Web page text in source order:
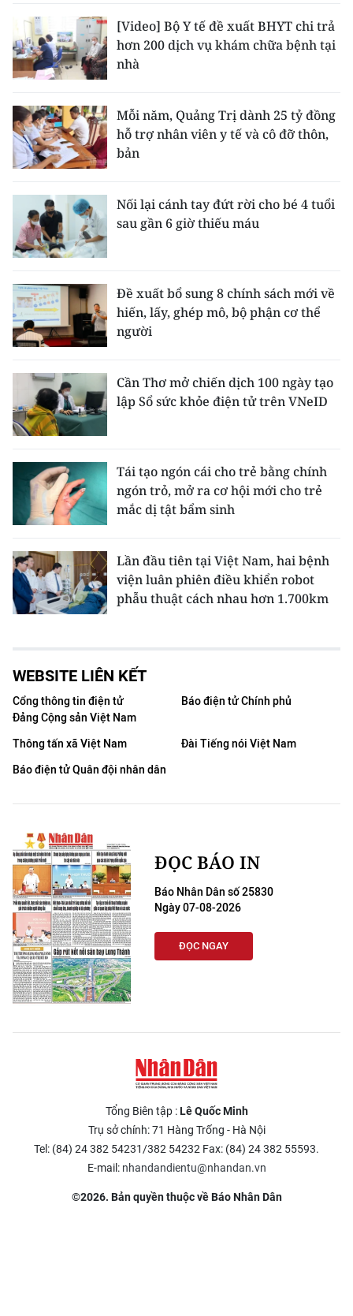
[Video] Bộ Y tế đề xuất BHYT chi trả
hơn 200 dịch vụ khám chữa bệnh tại
nhà
Mỗi năm, Quảng Trị dành 25 tỷ đồng
hỗ trợ nhân viên y tế và cô đỡ thôn,
bản
Nối lại cánh tay đứt rời cho bé 4 tuổi
sau gần 6 giờ thiếu máu
Đề xuất bổ sung 8 chính sách mới về
hiến, lấy, ghép mô, bộ phận cơ thể
người
Cần Thơ mở chiến dịch 100 ngày tạo
lập Sổ sức khỏe điện tử trên VNeID
Tái tạo ngón cái cho trẻ bằng chính
ngón trỏ, mở ra cơ hội mới cho trẻ
mắc dị tật bẩm sinh
Lần đầu tiên tại Việt Nam, hai bệnh
viện luân phiên điều khiển robot
phẫu thuật cách nhau hơn 1.700km
WEBSITE LIÊN KẾT
Cổng thông tin điện tử
Đảng Cộng sản Việt Nam
Báo điện tử Chính phủ
Thông tấn xã Việt Nam
Đài Tiếng nói Việt Nam
Báo điện tử Quân đội nhân dân
ĐỌC BÁO IN
Báo Nhân Dân số 25830
Ngày 07-08-2026
ĐỌC NGAY
Tổng Biên tập :Lê Quốc Minh
Trụ sở chính: 71 Hàng Trống - Hà Nội
Tel: (84) 24 382 54231/382 54232 Fax: (84) 24 382 55593.
E-mail: nhandandientu@nhandan.vn
©2026. Bản quyền thuộc về Báo Nhân Dân